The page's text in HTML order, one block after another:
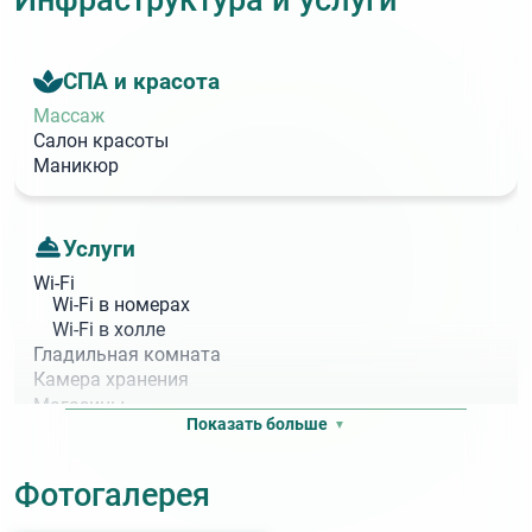
УВЧ-терапия
УЗИ
Ультразвуковая терапия (Тонзиллор)
Физиотерапия
Фитотерапия
Холтеровское (суточное) мониторирование ЭКГ, АД
ЭКГ (электрокардиография)
Электрогрязь (электрогрязелечение)
Электролечение
СПА и красота
Массаж
Салон красоты
Маникюр
Услуги
Wi‑Fi
Wi‑Fi в номерах
Wi‑Fi в холле
Гладильная комната
Камера хранения
Магазины
Акватермальные услуги
Показать больше
Фотогалерея